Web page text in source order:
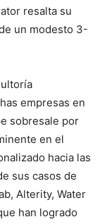
resalta su
un modesto 3-
empresas en
sobresale por
en el
hacia las
sus casos de
Alterity, Water
han logrado